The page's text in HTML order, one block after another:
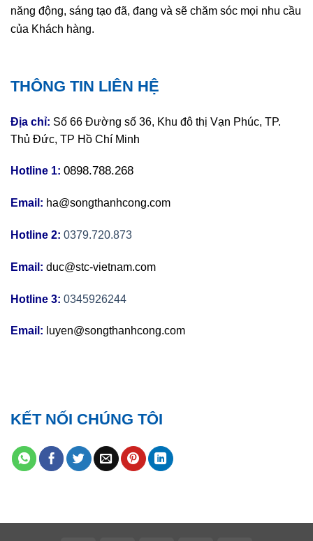
năng động, sáng tạo đã, đang và sẽ chăm sóc mọi nhu cầu
của Khách hàng.
THÔNG TIN LIÊN HỆ
Địa chỉ: Số 66 Đường số 36, Khu đô thị Vạn Phúc, TP.
Thủ Đức, TP Hồ Chí Minh
Hotline 1: 0898.788.268
Email: ha@songthanhcong.com
Hotline 2: 0379.720.873
Email: duc@stc-vietnam.com
Hotline 3: 0345926244
Email: luyen@songthanhcong.com
KẾT NỐI CHÚNG TÔI